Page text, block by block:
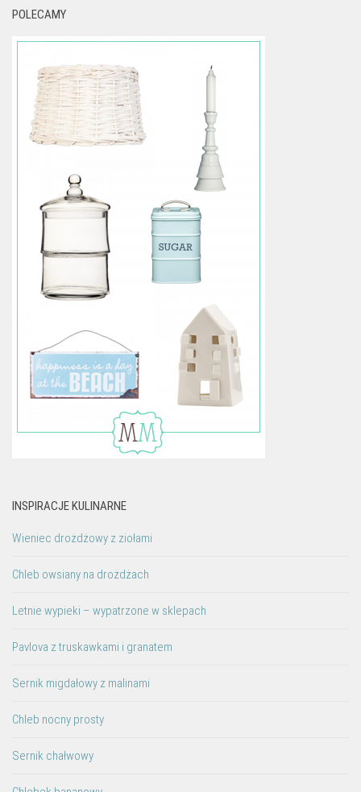
POLECAMY
INSPIRACJE KULINARNE
Wieniec drożdżowy z ziołami
Chleb owsiany na drożdżach
Letnie wypieki – wypatrzone w sklepach
Pavlova z truskawkami i granatem
Sernik migdałowy z malinami
Chleb nocny prosty
Sernik chałwowy